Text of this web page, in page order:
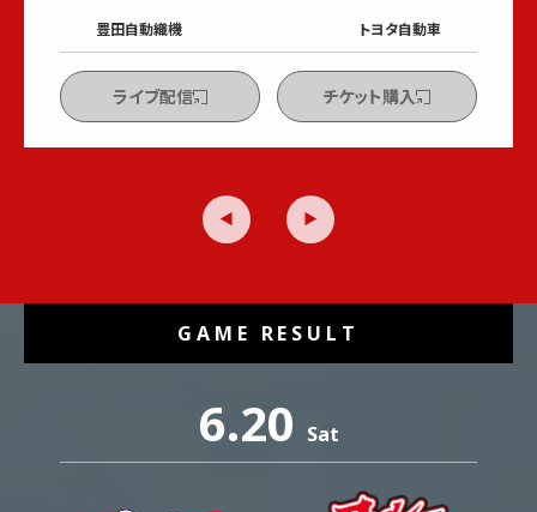
豊田自動織機 トヨタ自動車
ライブ配信 チケット購入
GAME RESULT
6.20 Sat